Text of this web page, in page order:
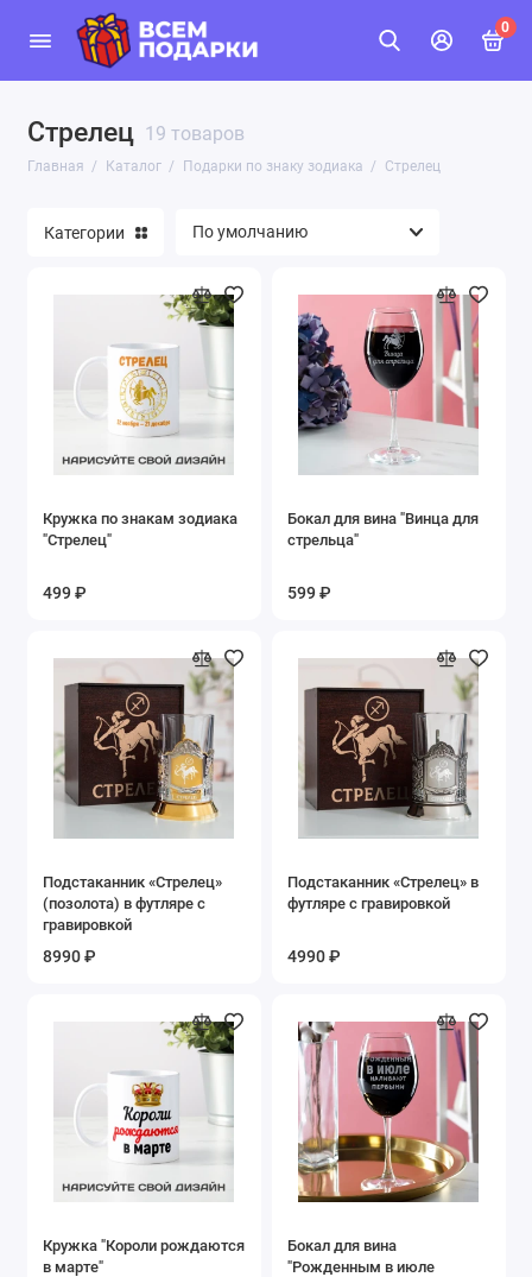
0
Стрелец 19 товаров
Главная Каталог Подарки по знаку зодиака Стрелец
Категории
Кружка по знакам зодиака
"Стрелец"
499 ₽
Бокал для вина "Винца для
стрельца"
599 ₽
Подстаканник «Стрелец»
(позолота) в футляре с
гравировкой
8990 ₽
Подстаканник «Стрелец» в
футляре с гравировкой
4990 ₽
Кружка "Короли рождаются
в марте"
Бокал для вина
"Рожденным в июле